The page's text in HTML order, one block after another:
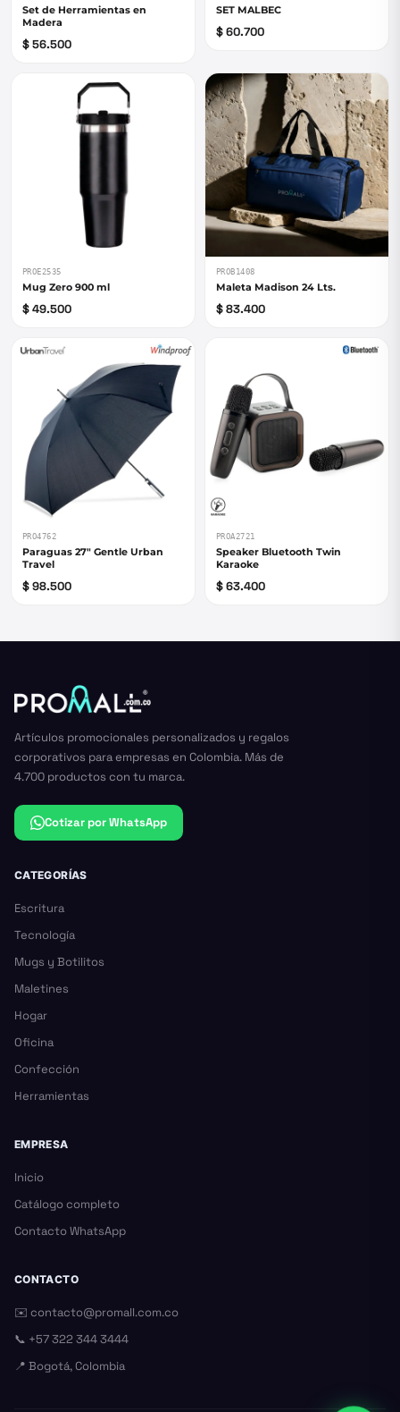
Set de Herramientas en
Madera
$ 56.500
SET MALBEC
$ 60.700
PROE2535
Mug Zero 900 ml
$ 49.500
PROB1408
Maleta Madison 24 Lts.
$ 83.400
PRO4762
Paraguas 27" Gentle Urban
Travel
$ 98.500
PROA2721
Speaker Bluetooth Twin
Karaoke
$ 63.400
Artículos promocionales personalizados y regalos
corporativos para empresas en Colombia. Más de
4.700 productos con tu marca.
Cotizar por WhatsApp
CATEGORÍAS
Escritura
Tecnología
Mugs y Botilitos
Maletines
Hogar
Oficina
Confección
Herramientas
EMPRESA
Inicio
Catálogo completo
Contacto WhatsApp
CONTACTO
✉️ contacto@promall.com.co
📞 +57 322 344 3444
📍 Bogotá, Colombia